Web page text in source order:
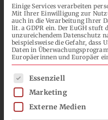
SUCHE
NACH:
DE
unserem
Erfahren Sie
Einige Services verarbeiten
Mit Ihrer Einwilligung zur
auch in die Verarbeitung Ihrer
lit. a GDPR ein. Der EuGH stuft
unzureichendem Datenschutz
beispielsweise die Gefahr, dass
Daten in
Europäerinnen und Europäer
Es folgt eine Liste der
Essenziell
Marketing
Externe Medien